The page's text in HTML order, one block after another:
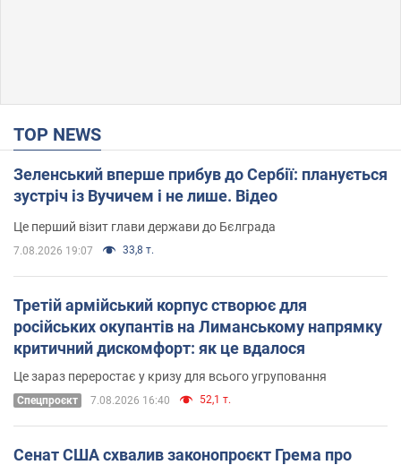
TOP NEWS
Зеленський вперше прибув до Сербії: планується
зустріч із Вучичем і не лише. Відео
Це перший візит глави держави до Бєлграда
7.08.2026 19:07 33,8 т.
Третій армійський корпус створює для
російських окупантів на Лиманському напрямку
критичний дискомфорт: як це вдалося
Це зараз переростає у кризу для всього угруповання
Cпецпроєкт 7.08.2026 16:40 52,1 т.
Сенат США схвалив законопроєкт Грема про